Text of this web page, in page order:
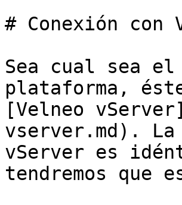
# Conexión con
Sea cual sea el
plataforma,
[Velneo
vserver.md). La
vServer es
tendremos que